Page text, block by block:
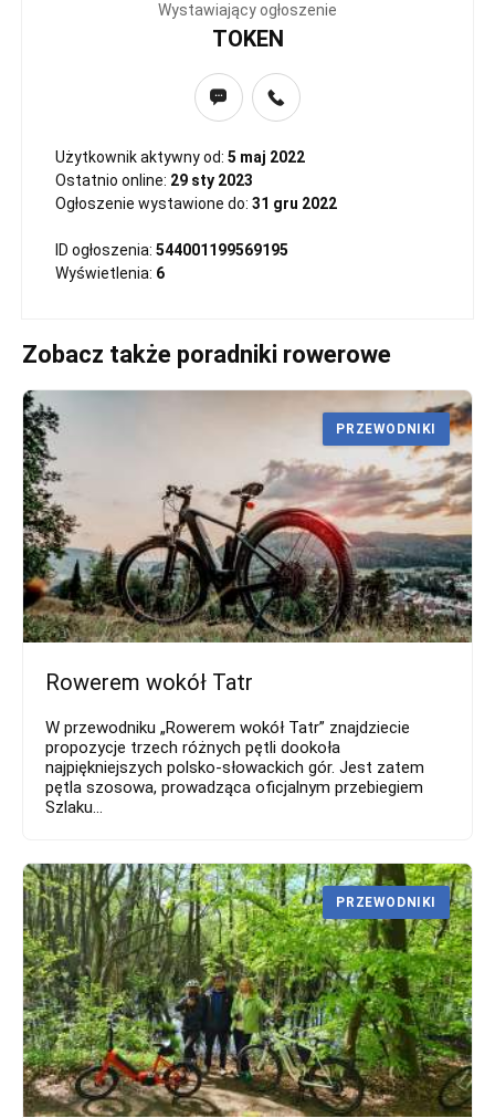
Wystawiający ogłoszenie
TOKEN
Użytkownik aktywny od: 5 maj 2022
Ostatnio online: 29 sty 2023
Ogłoszenie wystawione do: 31 gru 2022
ID ogłoszenia: 544001199569195
Wyświetlenia: 6
Zobacz także poradniki rowerowe
Rowerem wokół Tatr
W przewodniku „Rowerem wokół Tatr” znajdziecie
propozycje trzech różnych pętli dookoła
najpiękniejszych polsko-słowackich gór. Jest zatem
pętla szosowa, prowadząca oficjalnym przebiegiem
Szlaku...
PRZEWODNIKI
PRZEWODNIKI